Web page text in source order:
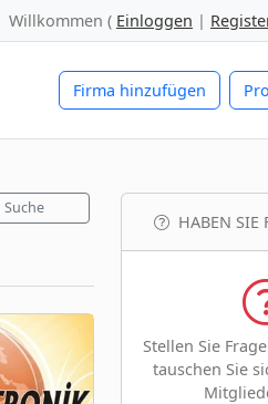
Willkommen ( Einloggen |
Firma hinzufügen
Suche
HABEN SIE
Stellen Sie
tauschen Sie